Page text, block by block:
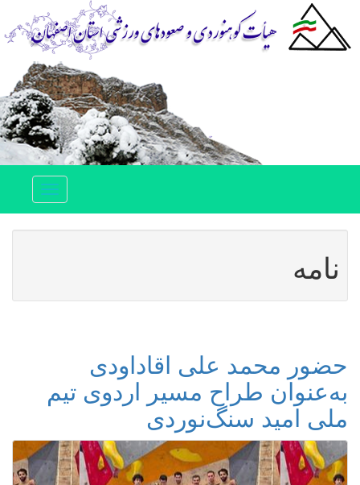
Toggle
نامه
حضور محمد علی اقاداودی
به‌عنوان طراح مسیر اردوی تیم
ملی امید سنگ‌نوردی ‌